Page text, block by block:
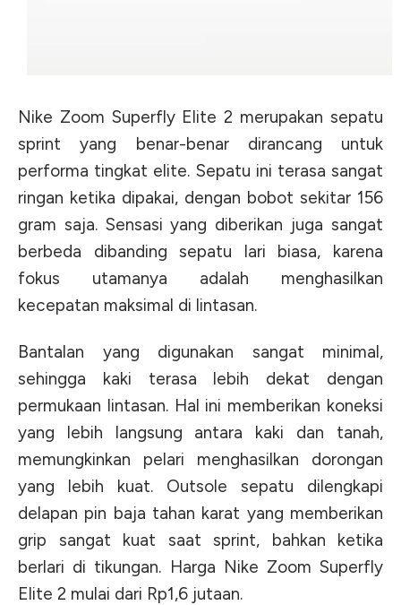
Nike Zoom Superfly Elite 2 merupakan sepatu
sprint yang benar-benar dirancang untuk
performa tingkat elite. Sepatu ini terasa sangat
ringan ketika dipakai, dengan bobot sekitar 156
gram saja. Sensasi yang diberikan juga sangat
berbeda dibanding sepatu lari biasa, karena
fokus utamanya adalah menghasilkan
kecepatan maksimal di lintasan.
Bantalan yang digunakan sangat minimal,
sehingga kaki terasa lebih dekat dengan
permukaan lintasan. Hal ini memberikan koneksi
yang lebih langsung antara kaki dan tanah,
memungkinkan pelari menghasilkan dorongan
yang lebih kuat. Outsole sepatu dilengkapi
delapan pin baja tahan karat yang memberikan
grip sangat kuat saat sprint, bahkan ketika
berlari di tikungan. Harga Nike Zoom Superfly
Elite 2 mulai dari Rp1,6 jutaan.